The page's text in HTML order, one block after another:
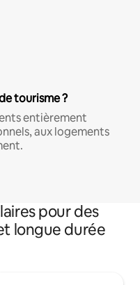
tourisme ?
entièrement
aux logements
pour des
longue durée